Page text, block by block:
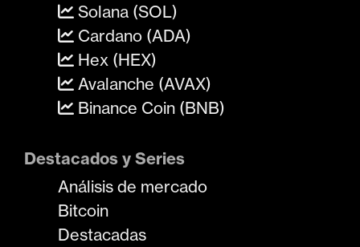
Solana (SOL)
Cardano (ADA)
Hex (HEX)
Avalanche (AVAX)
Binance Coin (BNB)
Destacados y Series
Análisis de mercado
Bitcoin
Destacadas